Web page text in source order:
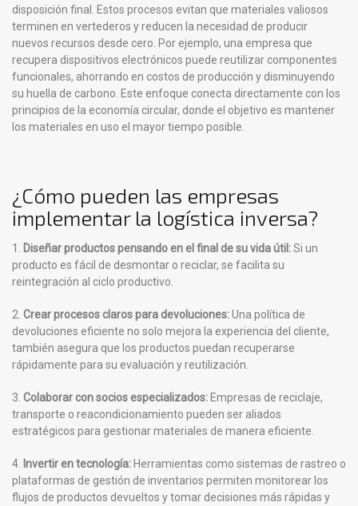
disposición final. Estos procesos evitan que materiales valiosos
terminen en vertederos y reducen la necesidad de producir
nuevos recursos desde cero. Por ejemplo, una empresa que
recupera dispositivos electrónicos puede reutilizar componentes
funcionales, ahorrando en costos de producción y disminuyendo
su huella de carbono. Este enfoque conecta directamente con los
principios de la economía circular, donde el objetivo es mantener
los materiales en uso el mayor tiempo posible.
¿Cómo pueden las empresas
implementar la logística inversa?
1. Diseñar productos pensando en el final de su vida útil:Si un
producto es fácil de desmontar o reciclar, se facilita su
reintegración al ciclo productivo.
2. Crear procesos claros para devoluciones:Una política de
devoluciones eficiente no solo mejora la experiencia del cliente,
también asegura que los productos puedan recuperarse
rápidamente para su evaluación y reutilización.
3. Colaborar con socios especializados: Empresas de reciclaje,
transporte o reacondicionamiento pueden ser aliados
estratégicos para gestionar materiales de manera eficiente.
4. Invertir en tecnología: Herramientas como sistemas de rastreo o
plataformas de gestión de inventarios permiten monitorear los
flujos de productos devueltos y tomar decisiones más rápidas y